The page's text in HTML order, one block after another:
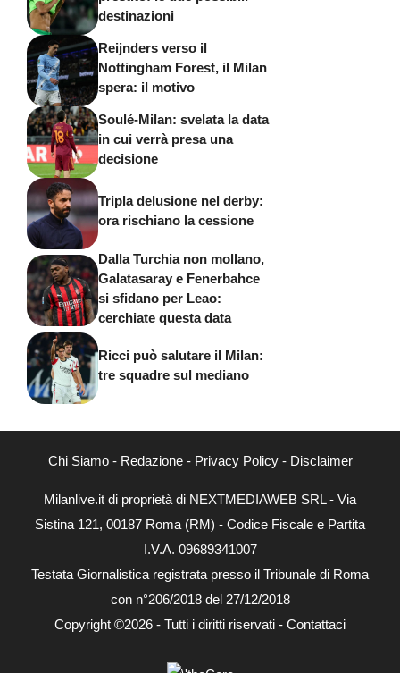
destinazioni
Reijnders verso il
Nottingham Forest, il Milan
spera: il motivo
Soulé-Milan: svelata la data
in cui verrà presa una
decisione
Tripla delusione nel derby:
ora rischiano la cessione
Dalla Turchia non mollano,
Galatasaray e Fenerbahce
si sfidano per Leao:
cerchiate questa data
Ricci può salutare il Milan:
tre squadre sul mediano
Chi Siamo- Redazione- Privacy Policy- Disclaimer
Milanlive.it di proprietà di NEXTMEDIAWEB SRL - Via
Sistina 121, 00187 Roma (RM) - Codice Fiscale e Partita
I.V.A. 09689341007
Testata Giornalistica registrata presso il Tribunale di Roma
con n°206/2018 del 27/12/2018
Copyright ©2026 - Tutti i diritti riservati - Contattaci